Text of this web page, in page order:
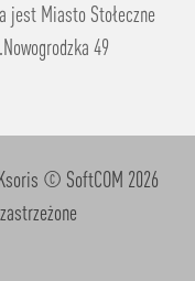
jest Miasto Stołeczne
49
© SoftCOM 2026